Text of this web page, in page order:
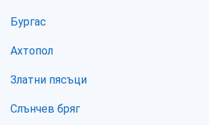
Бургас
Ахтопол
Златни пясъци
Слънчев бряг